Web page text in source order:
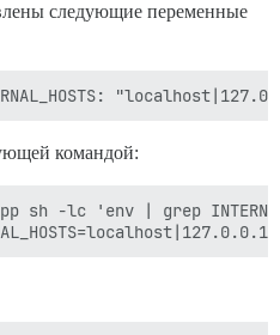
следующие переменные
командой:
sh -lc 'env | grep